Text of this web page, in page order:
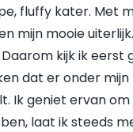
fluffy kater.
mijn mooie
kijk ik
dat er onder
Ik geniet ervan
laat ik steeds